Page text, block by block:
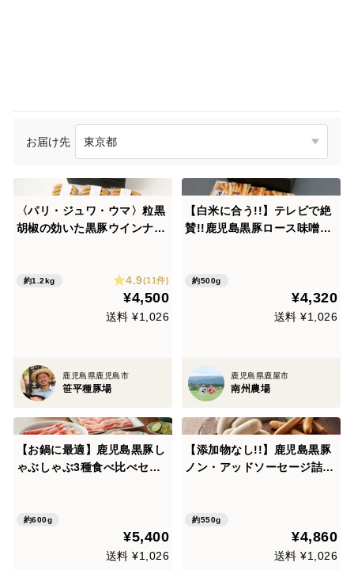
お届け先
〈パリ・ジュワ・ウマ〉粒黒
胡椒の効いた黒豚ウインナ
約1.2kg 4.9(11件)
¥4,500
送料 ¥1,026
鹿児島県鹿児島市
笹平種豚場
【白米に合う!!】テレビで絶
賛!!鹿児島黒豚ロース味噌漬
約500g
¥4,320
送料 ¥1,026
鹿児島県鹿屋市
南州農場
【お鍋に最適】鹿児島黒豚し
ゃぶしゃぶ3種食べ比べセッ
約600g
¥5,400
送料 ¥1,026
【添加物なし!!】鹿児島黒豚
ノン・アッドソーセージ詰合
約550g
¥4,860
送料 ¥1,026